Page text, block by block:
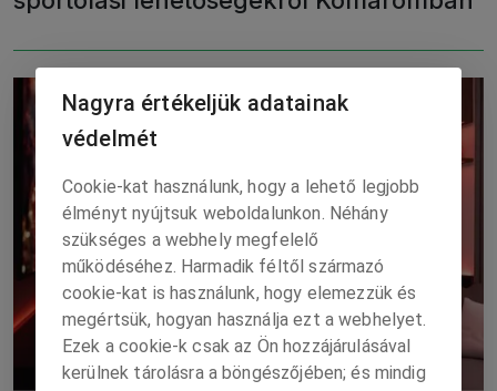
Nagyra értékeljük adatainak
védelmét
Cookie-kat használunk, hogy a lehető legjobb
élményt nyújtsuk weboldalunkon. Néhány
szükséges a webhely megfelelő
működéséhez. Harmadik féltől származó
cookie-kat is használunk, hogy elemezzük és
megértsük, hogyan használja ezt a webhelyet.
Ezek a cookie-k csak az Ön hozzájárulásával
kerülnek tárolásra a böngészőjében; és mindig